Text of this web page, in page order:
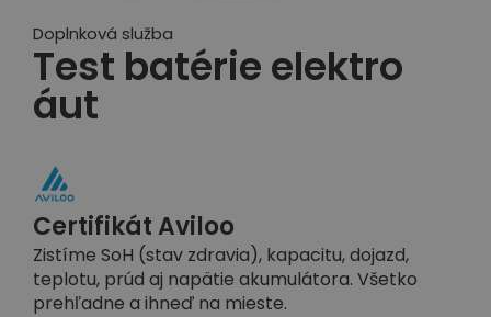
Doplnková služba
Test batérie elektro
áut
Certifikát Aviloo
Zistíme SoH (stav zdravia), kapacitu, dojazd,
teplotu, prúd aj napätie akumulátora. Všetko
prehľadne a ihneď na mieste.